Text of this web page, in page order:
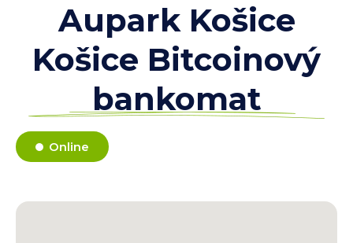
Aupark Košice
Košice Bitcoinový
bankomat
Online